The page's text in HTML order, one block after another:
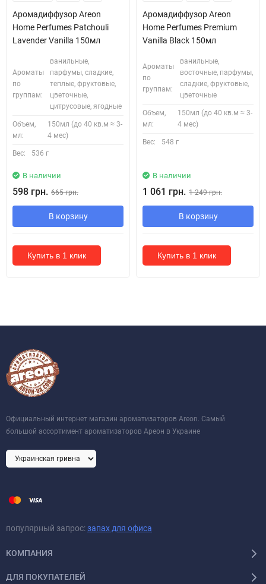
Аромадиффузор Areon
Home Perfumes Patchouli
Lavender Vanilla 150мл
Ароматы
по
группам:
ванильные,
парфумы, сладкие,
теплые, фруктовые,
цветочные,
цитрусовые, ягодные
Объем,
мл:
150мл (до 40 кв.м ≈ 3-
4 мес)
Вес: 536 г
В наличии
598 грн. 665 грн.
В корзину
Купить в 1 клик
Аромадиффузор Areon
Home Perfumes Premium
Vanilla Black 150мл
Ароматы
по
группам:
ванильные,
восточные, парфумы,
сладкие, фруктовые,
цветочные
Объем,
мл:
150мл (до 40 кв.м ≈ 3-
4 мес)
Вес: 548 г
В наличии
1 061 грн. 1 249 грн.
В корзину
Купить в 1 клик
Официальный интернет магазин ароматизаторов Areon. Самый
большой ассортимент ароматизаторов Ареон в Украине
популярный запрос:запах для офиса
КОМПАНИЯ
ДЛЯ ПОКУПАТЕЛЕЙ